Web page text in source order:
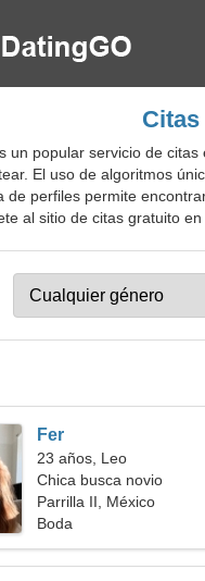
un popular servicio de
El uso de algoritmos
de perfiles permite
al sitio de citas gratuito
Fer
23 años, Leo
Chica busca novio
Parrilla II, México
Boda